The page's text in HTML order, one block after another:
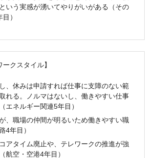
いう実感が湧いてやりがいがある（その
）
ークスタイル】
、休みは申請すれば仕事に支障のない範
れる。ノルマはないし、働きやすい仕事
エネルギー関連5年目）
、職場の仲間が明るいため働きやすい職
4年目）
アタイム廃止や、テレワークの推進が強
航空・空港4年目）